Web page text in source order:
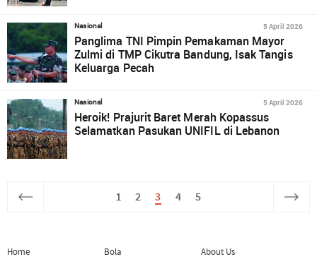
Nasional 5 April 2026
Panglima TNI Pimpin Pemakaman Mayor
Zulmi di TMP Cikutra Bandung, Isak Tangis
Keluarga Pecah
Nasional 5 April 2026
Heroik! Prajurit Baret Merah Kopassus
Selamatkan Pasukan UNIFIL di Lebanon
1 2 3 4 5
Home
Bola
About Us